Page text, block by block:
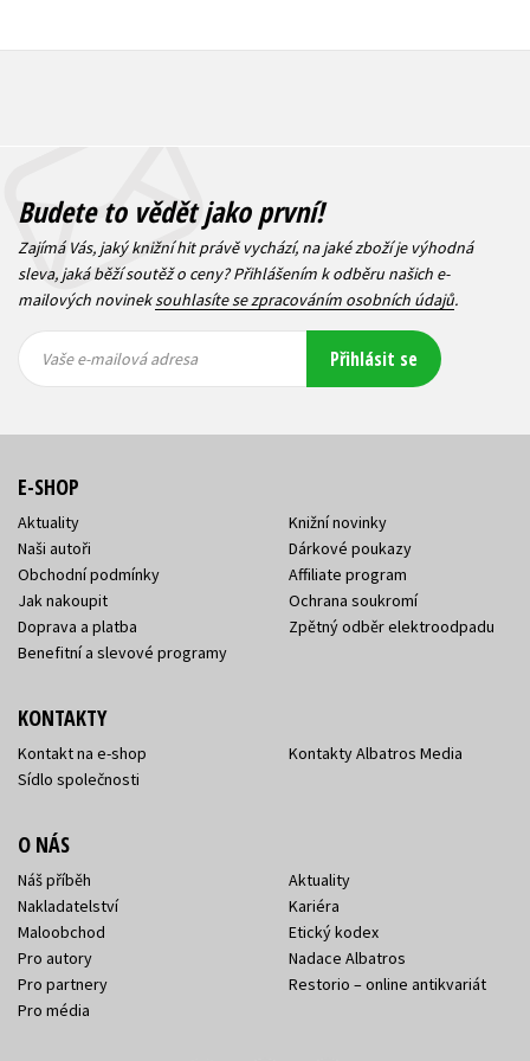
Budete to vědět jako první!
Zajímá Vás, jaký knižní hit právě vychází, na jaké zboží je výhodná
sleva, jaká běží soutěž o ceny? Přihlášením k odběru našich e-
mailových novineksouhlasíte se zpracováním osobních údajů.
mailová
mailová
Vaše e-mailová adresa Přihlásit se
E-SHOP
Aktuality
Naši autoři
Obchodní podmínky
Jak nakoupit
Doprava a platba
Benefitní a slevové programy
Knižní novinky
Dárkové poukazy
Affiliate program
Ochrana soukromí
Zpětný odběr elektroodpadu
KONTAKTY
Kontakt na e-shop
Sídlo společnosti
Kontakty Albatros Media
O NÁS
Náš příběh
Nakladatelství
Maloobchod
Pro autory
Pro partnery
Pro média
Aktuality
Kariéra
Etický kodex
Nadace Albatros
Restorio – online antikvariát